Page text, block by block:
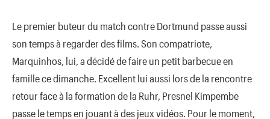
Le premier buteur du match contre Dortmund passe aussi
son temps à regarder des films. Son compatriote,
Marquinhos, lui, a décidé de faire un petit barbecue en
famille ce dimanche. Excellent lui aussi lors de la rencontre
retour face à la formation de la Ruhr, Presnel Kimpembe
passe le temps en jouant à des jeux vidéos. Pour le moment,